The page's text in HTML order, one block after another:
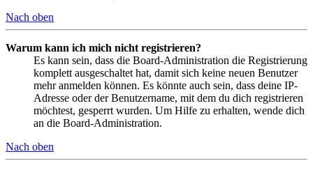
Nach oben
Warum kann ich mich nicht registrieren?
Es kann sein, dass die Board-Administration die Registrierung
komplett ausgeschaltet hat, damit sich keine neuen Benutzer
mehr anmelden können. Es könnte auch sein, dass deine IP-
Adresse oder der Benutzername, mit dem du dich registrieren
möchtest, gesperrt wurden. Um Hilfe zu erhalten, wende dich
an die Board-Administration.
Nach oben